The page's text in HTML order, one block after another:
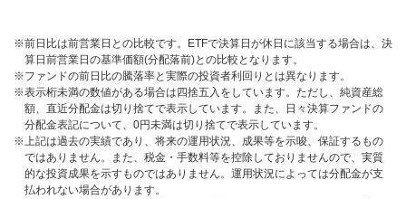
※前日比は前営業日との比較です。ETFで決算日が休日に該当する場合は、決
算日前営業日の基準価額(分配落前)との比較となります。
※ファンドの前日比の騰落率と実際の投資者利回りとは異なります。
※表示桁未満の数値がある場合は四捨五入をしています。ただし、純資産総
額、直近分配金は切り捨てで表示しています。また、日々決算ファンドの
分配金表記について、0円未満は切り捨てで表示しています。
※上記は過去の実績であり、将来の運用状況、成果等を示唆、保証するもの
ではありません。また、税金・手数料等を控除しておりませんので、実質
的な投資成果を示すものではありません。運用状況によっては分配金が支
払われない場合があります。